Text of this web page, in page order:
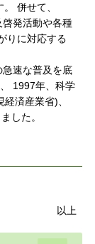
併せて、
発活動や各種
りに対応する
速な普及を底
1997年、科学
済産業省)、
した。
以上